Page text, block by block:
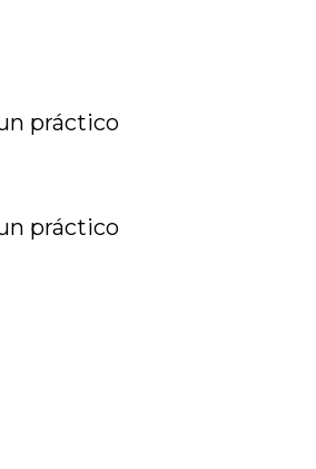
práctico
práctico